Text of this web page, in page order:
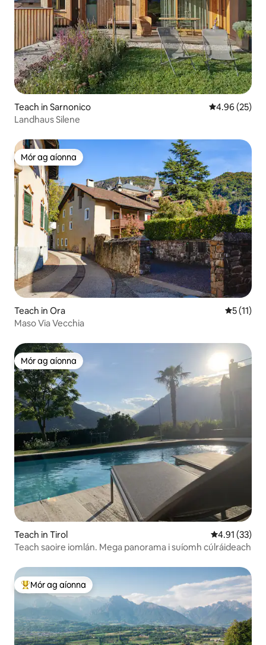
Teach in Sarnonico Meánrátáil
4.96 (25)
Landhaus Silene
Mór ag aíonna
Mór ag aíonna
Teach in Ora
5 (11)
Maso Via Vecchia
Mór ag aíonna
Mór ag aíonna
Teach in Tirol Meánrátáil
4.91 (33)
Teach saoire iomlán. Mega panorama i suíomh cúlráideach
An-mhór ag aíonna
Mór ag aíonna